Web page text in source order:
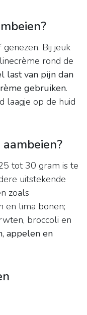
Bij jeuk
rond de
last van pijn dan
gebruiken.
laagje op de huid
tot 30 gram is te
uitstekende
zoals
en lima bonen;
broccoli en
appelen en